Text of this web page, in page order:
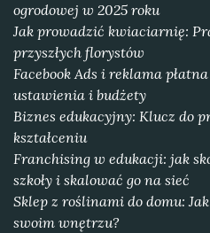
ogrodowej w 2025 roku
Jak prowadzić kwiaciarnię:
przyszłych florystów
Facebook Ads i reklama
ustawienia i budżety
Biznes edukacyjny: Klucz do
kształceniu
Franchising w edukacji: jak
szkoły i skalować go na sieć
Sklep z roślinami do domu:
swoim wnętrzu?